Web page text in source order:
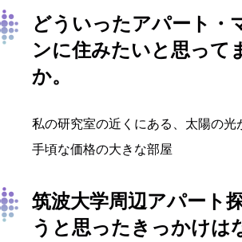
どういったアパート・
ンに住みたいと思って
か。
私の研究室の近くにある、太陽の光
手頃な価格の大きな部屋
筑波大学周辺アパート
うと思ったきっかけは